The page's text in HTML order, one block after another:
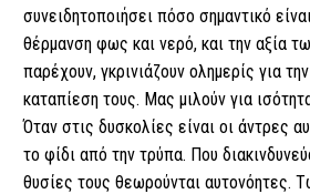
συνειδητοποιήσει πόσο σημαντικό
θέρμανση φως και νερό, και την αξία
παρέχουν, γκρινιάζουν ολημερίς για
καταπίεση τους. Μας μιλούν για
Όταν στις δυσκολίες είναι οι άντρες
το φίδι από την τρύπα. Που
θυσίες τους θεωρούνται αυτονόητες.